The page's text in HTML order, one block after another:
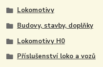
Lokomotivy
Budovy, stavby, doplňky
Lokomotivy H0
Příslušenství loko a vozů